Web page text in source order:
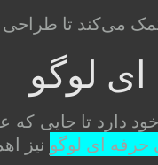
می‌کند تا طراحی
لوگو
دارد تا جایی
‌ای لوگو نیز